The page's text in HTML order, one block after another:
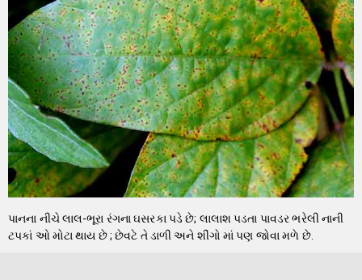
પાનના નીચે લાલ-ભૂરા રંગના ઘસરકા પડે છે; લાલાશ પડતા પાવડર ભરેલી નાની
ટપકાં ઓ મોટા થાય છે ; છેવટે તે ડાળી અને શીંગો માં પણ જોવા મળે છે.